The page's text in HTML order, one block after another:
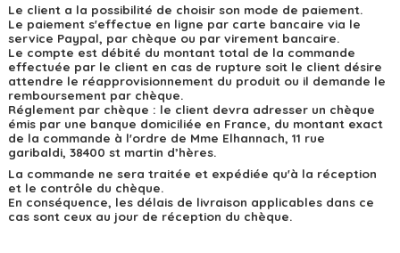
Le client a la possibilité de choisir son mode de paiement.
Le paiement s'effectue en ligne par carte bancaire via le
service Paypal, par chèque ou par virement bancaire.
Le compte est débité du montant total de la commande
effectuée par le client en cas de rupture soit le client désire
attendre le réapprovisionnement du produit ou il demande le
remboursement par chèque.
Réglement par chèque : le client devra adresser un chèque
émis par une banque domiciliée en France, du montant exact
de la commande à l'ordre de Mme Elhannach, 11 rue
garibaldi, 38400 st martin d’hères.
La commande ne sera traitée et expédiée qu'à la réception
et le contrôle du chèque.
En conséquence, les délais de livraison applicables dans ce
cas sont ceux au jour de réception du chèque.